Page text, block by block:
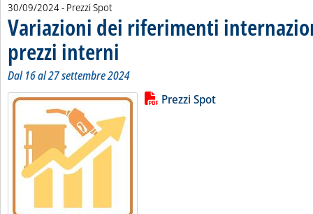
30/09/2024- Prezzi Spot
Variazioni dei riferimenti
prezzi interni
Dal 16 al 27 settembre 2024
Leggi tutta la notizia:
Lista allegati PDF alla notizia
Prezzi Spot